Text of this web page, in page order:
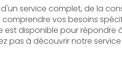
service complet, de la
vos besoins
est disponible pour répondre
pas à découvrir notre